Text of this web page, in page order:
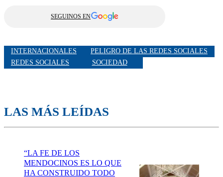
SEGUINOS EN
INTERNACIONALES
PELIGRO DE LAS REDES SOCIALES
REDES SOCIALES
SOCIEDAD
LAS MÁS LEÍDAS
“LA FE DE LOS
MENDOCINOS ES LO QUE
HA CONSTRUIDO TODO